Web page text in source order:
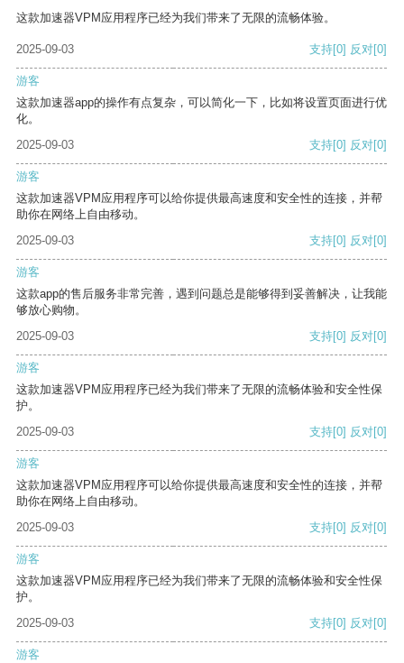
这款加速器VPM应用程序已经为我们带来了无限的流畅体验。
2025-09-03 支持[0] 反对[0]
游客
这款加速器app的操作有点复杂，可以简化一下，比如将设置页面进行优
化。
2025-09-03
支持[0] 反对[0]
游客
这款加速器VPM应用程序可以给你提供最高速度和安全性的连接，并帮
助你在网络上自由移动。
2025-09-03
支持[0] 反对[0]
游客
这款app的售后服务非常完善，遇到问题总是能够得到妥善解决，让我能
够放心购物。
2025-09-03
支持[0] 反对[0]
游客
这款加速器VPM应用程序已经为我们带来了无限的流畅体验和安全性保
护。
2025-09-03
支持[0] 反对[0]
游客
这款加速器VPM应用程序可以给你提供最高速度和安全性的连接，并帮
助你在网络上自由移动。
2025-09-03
支持[0] 反对[0]
游客
这款加速器VPM应用程序已经为我们带来了无限的流畅体验和安全性保
护。
2025-09-03
支持[0] 反对[0]
游客